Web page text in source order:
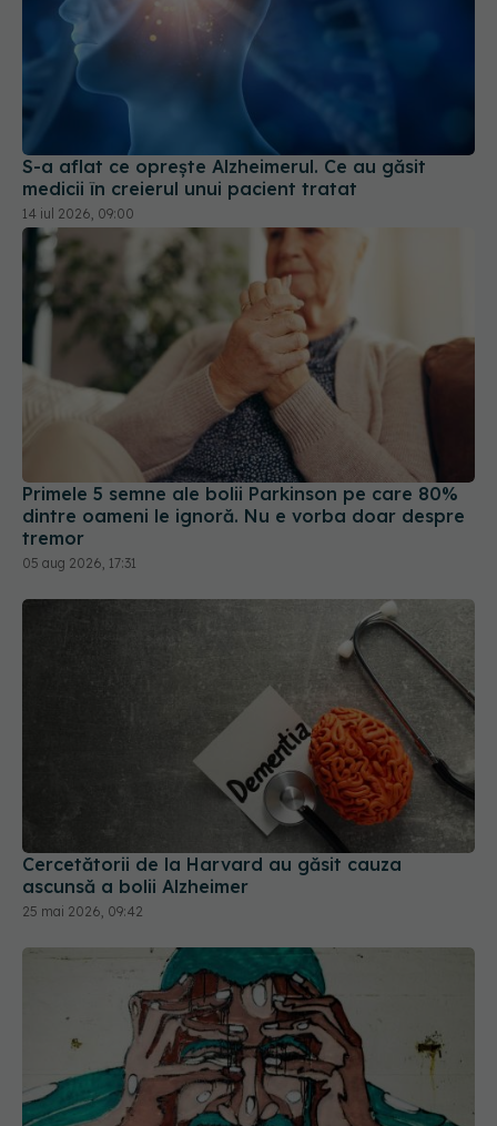
S-a aflat ce oprește Alzheimerul. Ce au găsit
medicii în creierul unui pacient tratat
14 iul 2026, 09:00
Primele 5 semne ale bolii Parkinson pe care 80%
dintre oameni le ignoră. Nu e vorba doar despre
05 aug 2026, 17:31
Cercetătorii de la Harvard au găsit cauza
ascunsă a bolii Alzheimer